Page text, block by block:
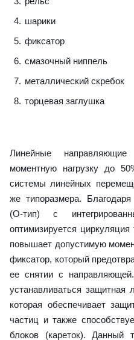
шарики
фиксатор
смазочный ниппель
металлический скребок
торцевая заглушка
Линейные
моментную нагрузку до
системы линейных
же типоразмера.
(О-тип) с
оптимизируется
повышает допустимую
фиксатор, который
ее снятии с
устанавливаться
которая обеспечивает
частиц и также
блоков (кареток). Данный